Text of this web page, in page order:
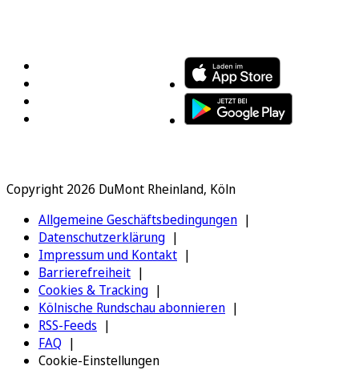
Copyright 2026 DuMont Rheinland, Köln
Allgemeine Geschäftsbedingungen
Datenschutzerklärung
Impressum und Kontakt
Barrierefreiheit
Cookies & Tracking
Kölnische Rundschau abonnieren
RSS-Feeds
FAQ
Cookie-Einstellungen